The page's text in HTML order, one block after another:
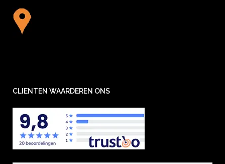
CLIENTEN WAARDEREN ONS